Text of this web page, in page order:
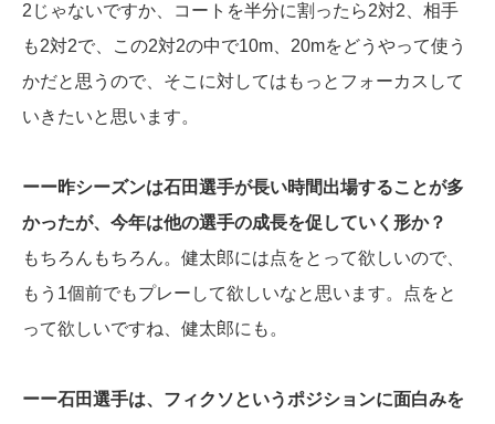
2じゃないですか、コートを半分に割ったら2対2、相手
も2対2で、この2対2の中で10m、20mをどうやって使う
かだと思うので、そこに対してはもっとフォーカスして
いきたいと思います。
ーー昨シーズンは石田選手が長い時間出場することが多
かったが、今年は他の選手の成長を促していく形か？
もちろんもちろん。健太郎には点をとって欲しいので、
もう1個前でもプレーして欲しいなと思います。点をと
って欲しいですね、健太郎にも。
ーー石田選手は、フィクソというポジションに面白みを